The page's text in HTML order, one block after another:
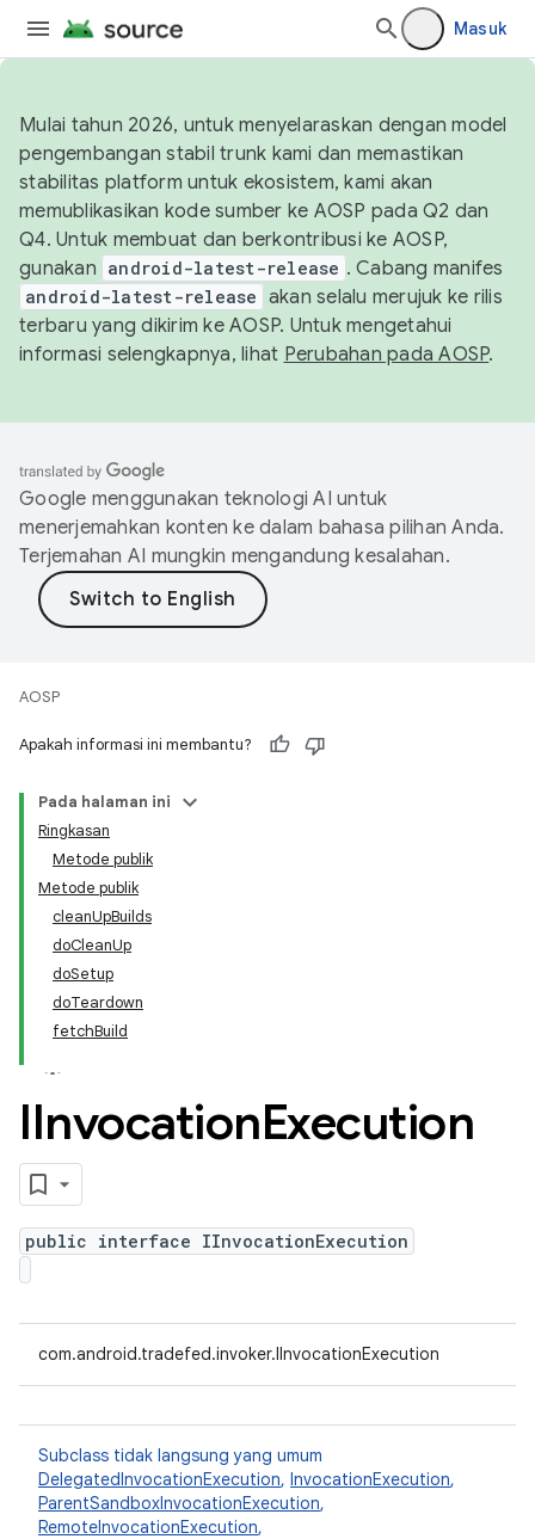
Masuk
Mulai tahun 2026, untuk menyelaraskan dengan model
pengembangan stabil trunk kami dan memastikan
stabilitas platform untuk ekosistem, kami akan
memublikasikan kode sumber ke AOSP pada Q2 dan
Q4. Untuk membuat dan berkontribusi ke AOSP,
gunakan android-latest-release . Cabang manifes
android-latest-release akan selalu merujuk ke rilis
terbaru yang dikirim ke AOSP. Untuk mengetahui
informasi selengkapnya, lihat Perubahan pada AOSP.
Google menggunakan teknologi AI untuk
menerjemahkan konten ke dalam bahasa pilihan Anda.
Terjemahan AI mungkin mengandung kesalahan.
AOSP
Apakah informasi ini membantu?
Pada halaman ini
Ringkasan
Metode publik
Metode publik
cleanUpBuilds
doCleanUp
doSetup
doTeardown
fetchBuild
IInvocationExecution
public interface IInvocationExecution
com.android.tradefed.invoker.IInvocationExecution
Subclass tidak langsung yang umum
DelegatedInvocationExecution, InvocationExecution,
ParentSandboxInvocationExecution,
RemoteInvocationExecution,